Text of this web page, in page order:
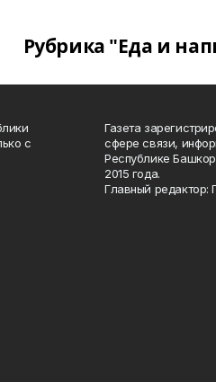
Рубрика "Еда и
с
Газета
сфере связи,
Республике
2015 года.
Главный редактор: